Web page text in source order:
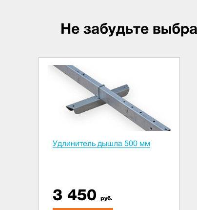
Не забудьте
Удлинитель дышла 500 мм
3 450 руб.